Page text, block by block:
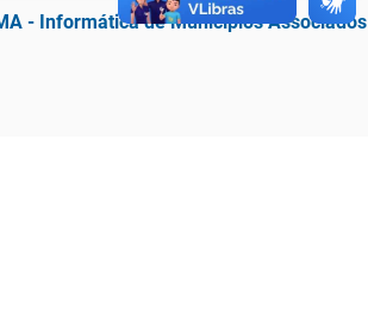
- Informática de Municípios Associados